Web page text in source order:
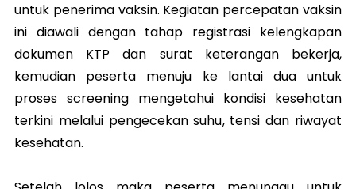
untuk penerima vaksin. Kegiatan percepatan vaksin
ini diawali dengan tahap registrasi kelengkapan
dokumen KTP dan surat keterangan bekerja,
kemudian peserta menuju ke lantai dua untuk
proses screening mengetahui kondisi kesehatan
terkini melalui pengecekan suhu, tensi dan riwayat
kesehatan.